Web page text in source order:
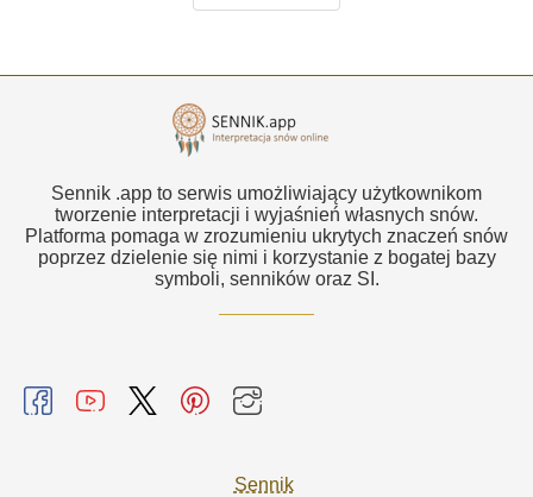
Sennik .app to serwis umożliwiający użytkownikom
tworzenie interpretacji i wyjaśnień własnych snów.
Platforma pomaga w zrozumieniu ukrytych znaczeń snów
poprzez dzielenie się nimi i korzystanie z bogatej bazy
symboli, senników oraz SI.
Sennik